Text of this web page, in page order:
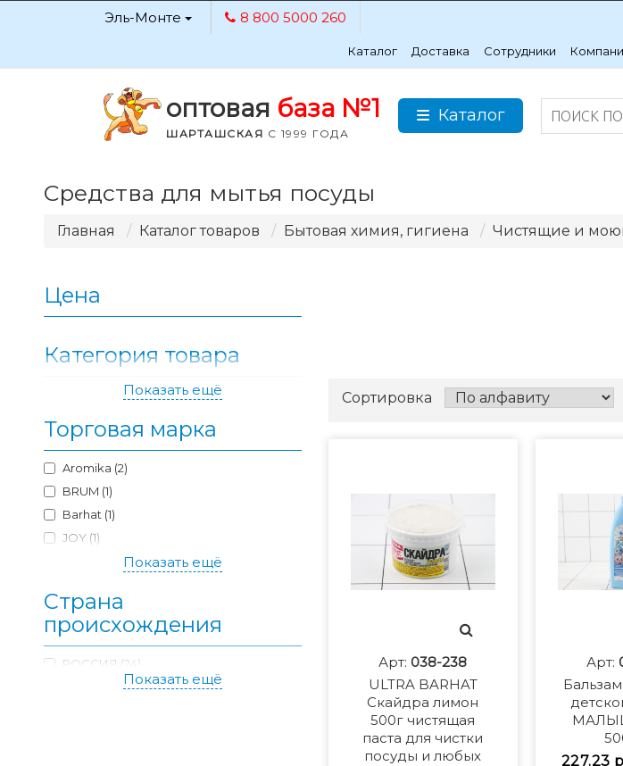
Эль-Монте 8 800 5000 260
Каталог Доставка Сотрудники
оптовая база №1
ШАРТАШСКАЯ С 1999 ГОДА
Каталог
Средства для мытья посуды
Главная Каталог товаров Бытовая химия, гигиена Чистящие и
Сортировка
Арт: 038-238
ULTRA BARHAT
Скайдра лимон
500г чистящая
паста для чистки
посуды и любых
Арт:
227.23
Цена
322.16 Применить
Категория товара
Показать ещё
Торговая марка
Aromika (2)
BRUM (1)
Barhat (1)
JOY (1)
Заботливая мама (1)
Золушка (1)
Показать ещё
Страна
происхождения
РОССИЯ (24)
Показать ещё